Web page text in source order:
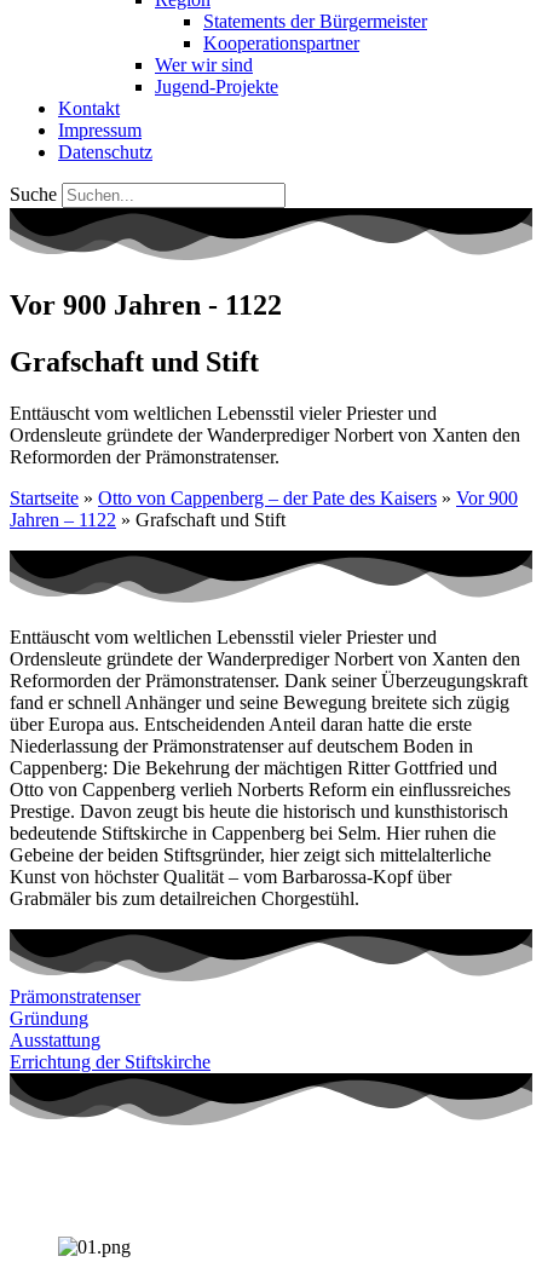
Statements der Bürgermeister
Kooperationspartner
Wer wir sind
Jugend-Projekte
Kontakt
Impressum
Datenschutz
Suche
Vor 900 Jahren - 1122
Grafschaft und Stift
Enttäuscht vom weltlichen Lebensstil vieler Priester und
Ordensleute gründete der Wanderprediger Norbert von Xanten den
Reformorden der Prämonstratenser.
Startseite » Otto von Cappenberg – der Pate des Kaisers » Vor 900
Jahren – 1122 » Grafschaft und Stift
Enttäuscht vom weltlichen Lebensstil vieler Priester und
Ordensleute gründete der Wanderprediger Norbert von Xanten den
Reformorden der Prämonstratenser. Dank seiner Überzeugungskraft
fand er schnell Anhänger und seine Bewegung breitete sich zügig
über Europa aus. Entscheidenden Anteil daran hatte die erste
Niederlassung der Prämonstratenser auf deutschem Boden in
Cappenberg: Die Bekehrung der mächtigen Ritter Gottfried und
Otto von Cappenberg verlieh Norberts Reform ein einflussreiches
Prestige. Davon zeugt bis heute die historisch und kunsthistorisch
bedeutende Stiftskirche in Cappenberg bei Selm. Hier ruhen die
Gebeine der beiden Stiftsgründer, hier zeigt sich mittelalterliche
Kunst von höchster Qualität – vom Barbarossa-Kopf über
Grabmäler bis zum detailreichen Chorgestühl.
Prämonstratenser
Gründung
Ausstattung
Errichtung der Stiftskirche